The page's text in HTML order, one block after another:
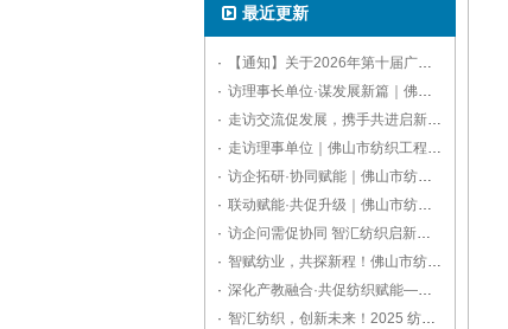
最近更新
·
【通知】关于2026年第十届广东国际水处理技术与设备展览会的参观通知
· 访理事长单位·谋发展新篇｜佛山市纺织工程学会走访中联品检，明确年度工作方向
· 走访交流促发展，携手共进启新程｜佛山市纺织工程学会开展重点单位拜访活动
· 走访理事单位｜佛山市纺织工程学会拜访佛山标美服饰，共话赋能纺织产业高质量发展
· 访企拓研·协同赋能｜佛山市纺织工程学会走访广东溢达，共探纺织产业创新之路
· 联动赋能·共促升级｜佛山市纺织工程学会走访副理事长单位广东德润纺织
· 访企问需促协同 智汇纺织启新程——佛山市纺织工程学会走访副理事长单位佛山格绫丝绸
· 智赋纺业，共探新程！佛山市纺织工程学会走访新监事长单位宏正科技
· 深化产教融合·共促纺织赋能——佛山市纺织工程学会拜访广东职业技术学院
· 智汇纺织，创新未来！2025 纺织科技与产业融合交流会亮点纷呈